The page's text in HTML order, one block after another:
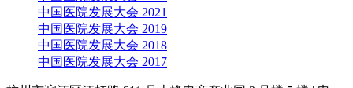
中国医院发展大会 2021
中国医院发展大会 2019
中国医院发展大会 2018
中国医院发展大会 2017